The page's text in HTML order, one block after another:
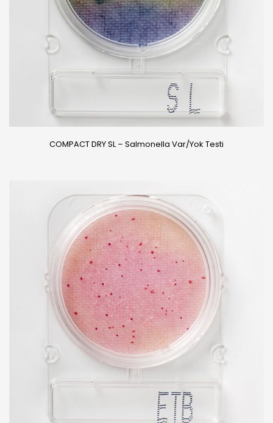
COMPACT DRY SL – Salmonella Var/Yok Testi